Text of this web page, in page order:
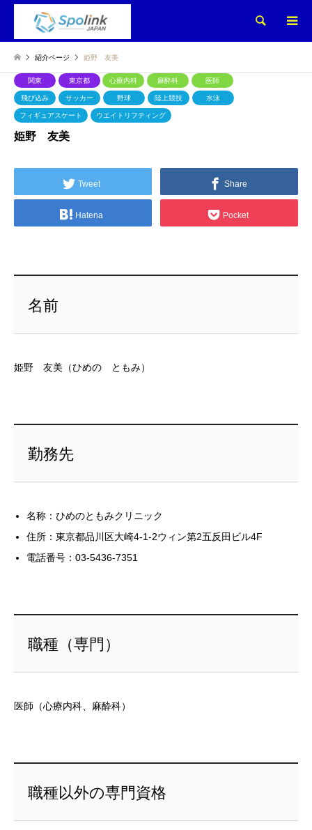
検索
紹介ページ 姫野 友美
関東 東京都 心療内科 麻酔科 医師
飛び込み サッカー 野球 陸上競技 水泳
フィギュアスケート ウエイトリフティング
姫野 友美
Tweet Share
Hatena Pocket
名前
姫野 友美（ひめの ともみ）
勤務先
名称：ひめのともみクリニック
住所：東京都品川区大崎4-1-2ウィン第2五反田ビル4F
電話番号：03-5436-7351
職種（専門）
医師（心療内科、麻酔科）
職種以外の専門資格